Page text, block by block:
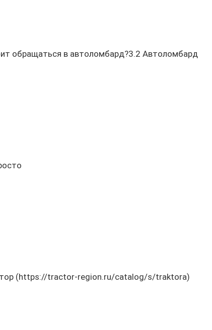
обращаться в автоломбард?3.2 Автоломбард
(https://tractor-region.ru/catalog/s/traktora)